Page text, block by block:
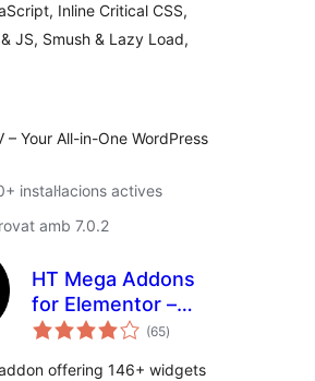
Minify CSS | Defer
CSS Javascript |
Inline Critical CSS,
JS, Smush & Lazy Load,
– Your All-in-One WordPress
instal·lacions actives
amb 7.0.2
HT Mega Addons
for Elementor –
Elementor Widgets
(65puntuacions
totals
)
offering 146+ widgets